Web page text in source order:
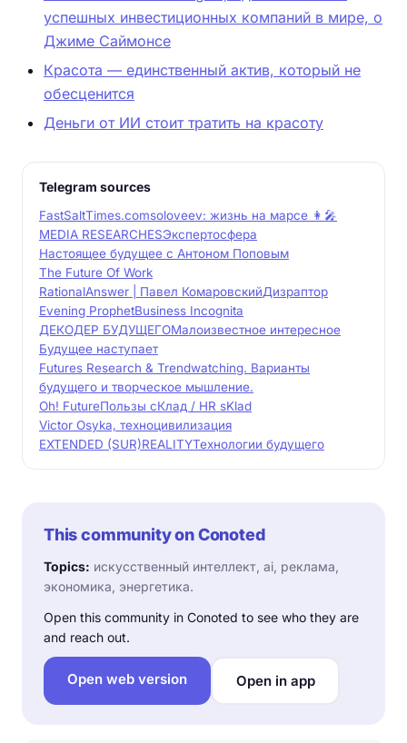
успешных инвестиционных компаний в мире, о
Джиме Саймонсе
Красота — единственный актив, который не
обесценится
Деньги от ИИ стоит тратить на красоту
Telegram sources
FastSaltTimes.comsoloveev: жизнь на марсе 👩‍🎤
MEDIA RESEARCHESЭкспертосфера
Настоящее будущее с Антоном Поповым
The Future Of Work
RationalAnswer | Павел КомаровскийДизраптор
Evening ProphetBusiness Incognita
ДЕКОДЕР БУДУЩЕГОМалоизвестное интересное
Будущее наступает
Futures Research & Trendwatching. Варианты
будущего и творческое мышление.
Oh! FutureПользы сКлад / HR sKlad
Victor Osyka, техноцивилизация
EXTENDED (SUR)REALITYТехнологии будущего
This community on Conoted
Topics: искусственный интеллект, ai, реклама,
экономика, энергетика.
Open this community in Conoted to see who they are
and reach out.
Open web version Open in app